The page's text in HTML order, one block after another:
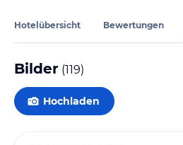
Hotelübersicht Bewertungen
Bilder (119)
Hochladen